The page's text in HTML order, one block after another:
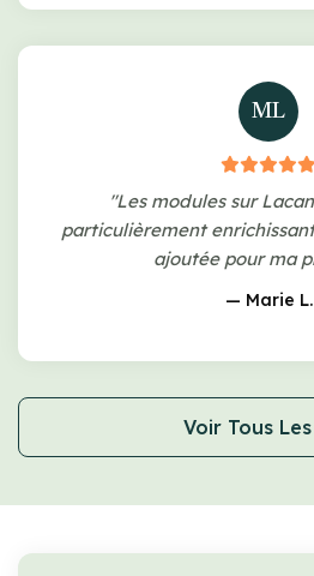
ML
"Les modules sur
particulièrement
ajoutée pour ma
— Marie L.
Voir Tous